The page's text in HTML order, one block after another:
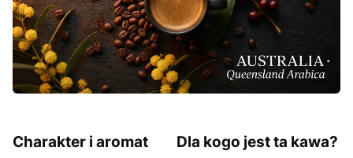
Charakter i aromat Dla kogo jest ta kawa?